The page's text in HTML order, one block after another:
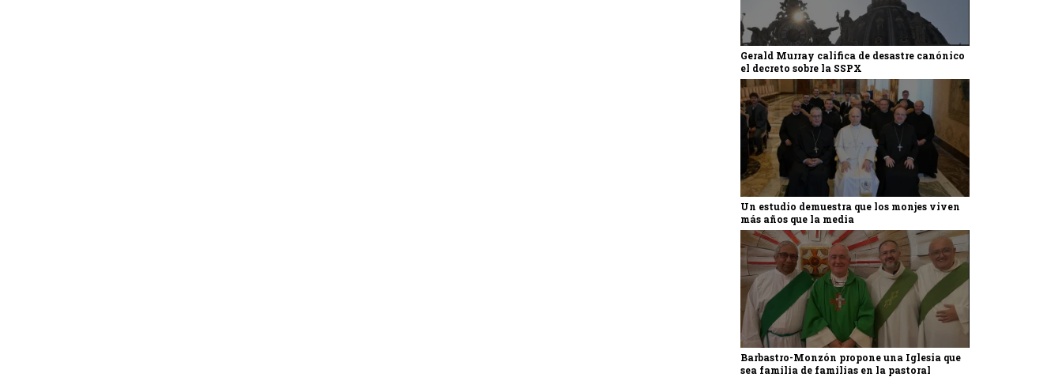
Gerald Murray califica de desastre canónico
el decreto sobre la SSPX
Un estudio demuestra que los monjes viven
más años que la media
Barbastro-Monzón propone una Iglesia que
sea familia de familias en la pastoral